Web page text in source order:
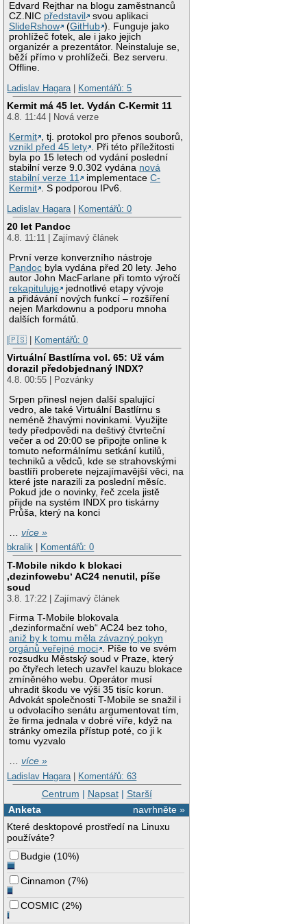
Edvard Rejthar na blogu zaměstnanců
CZ.NIC představil
svou aplikaci
SlideRshow
(GitHub ). Funguje jako
prohlížeč fotek, ale i jako jejich
organizér a prezentátor. Neinstaluje se,
běží přímo v prohlížeči. Bez serveru.
Offline.
Ladislav Hagara | Komentářů: 5
Kermit má 45 let. Vydán C-Kermit 11
4.8. 11:44 | Nová verze
Kermit , tj. protokol pro přenos souborů,
vznikl před 45 lety . Při této příležitosti
byla po 15 letech od vydání poslední
stabilní verze 9.0.302 vydána nová
stabilní verze 11
implementaceC-
Kermit . S podporou IPv6.
Ladislav Hagara | Komentářů: 0
20 let Pandoc
4.8. 11:11 | Zajímavý článek
První verze konverzního nástroje
Pandoc byla vydána před 20 lety. Jeho
autor John MacFarlane při tomto výročí
rekapituluje
jednotlivé etapy vývoje
a přidávání nových funkcí – rozšíření
nejen Markdownu a podporu mnoha
dalších formátů.
|🇵🇸 | Komentářů: 0
Virtuální Bastlírna vol. 65: Už vám
dorazil předobjednaný INDX?
4.8. 00:55 | Pozvánky
Srpen přinesl nejen další spalující
vedro, ale také Virtuální Bastlírnu s
neméně žhavými novinkami. Využijte
tedy předpovědi na deštivý čtvrteční
večer a od 20:00 se připojte online k
tomuto neformálnímu setkání kutilů,
techniků a vědců, kde se strahovskými
bastlíři proberete nejzajímavější věci, na
které jste narazili za poslední měsíc.
Pokud jde o novinky, řeč zcela jistě
přijde na systém INDX pro tiskárny
Průša, který na konci
…více »
bkralik
Komentářů: 0
T-Mobile nikdo k blokaci
‚dezinfowebu‘ AC24 nenutil, píše
soud
3.8. 17:22 | Zajímavý článek
Firma T-Mobile blokovala
„dezinformační web“ AC24 bez toho,
aniž by k tomu měla závazný pokyn
orgánů veřejné moci . Píše to ve svém
rozsudku Městský soud v Praze, který
po čtyřech letech uzavřel kauzu blokace
zmíněného webu. Operátor musí
uhradit škodu ve výši 35 tisíc korun.
Advokát společnosti T-Mobile se snažil i
u odvolacího senátu argumentovat tím,
že firma jednala v dobré víře, když na
stránky omezila přístup poté, co ji k
tomu vyzvalo
…více »
Ladislav Hagara | Komentářů: 63
Centrum | Napsat| Starší
navrhněte »
Anketa
Které desktopové prostředí na Linuxu
používáte?
Budgie (10%)
Cinnamon (7%)
COSMIC (2%)